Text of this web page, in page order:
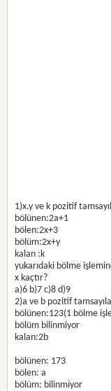
1)x.y ve k pozitif
bölünen:2a+1
bölen:2x+3
bölüm:2x+y
kalan :k
yukarıdaki bölme
x kaçtır?
a)6 b)7 c)8 d)9
2)a ve b pozitif
bölünen:123(1 bölme
bölüm bilinmiyor
kalan:2b
bölünen: 173
bölen: a
bölüm: bilinmiyor